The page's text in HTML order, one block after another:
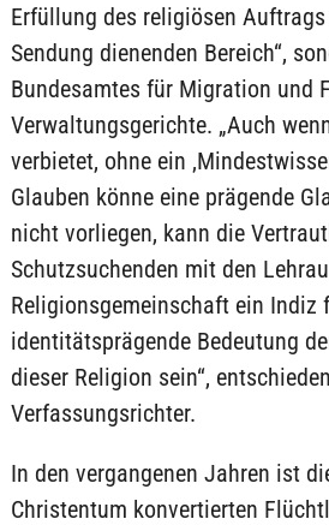
Erfüllung des religiösen
Sendung dienenden Bereich“,
Bundesamtes für Migration und
Verwaltungsgerichte. „Auch
verbietet, ohne ein
Glauben könne eine prägende
nicht vorliegen, kann die
Schutzsuchenden mit den
Religionsgemeinschaft ein Indiz
identitätsprägende Bedeutung
dieser Religion sein“,
Verfassungsrichter.
In den vergangenen Jahren ist
Christentum konvertierten